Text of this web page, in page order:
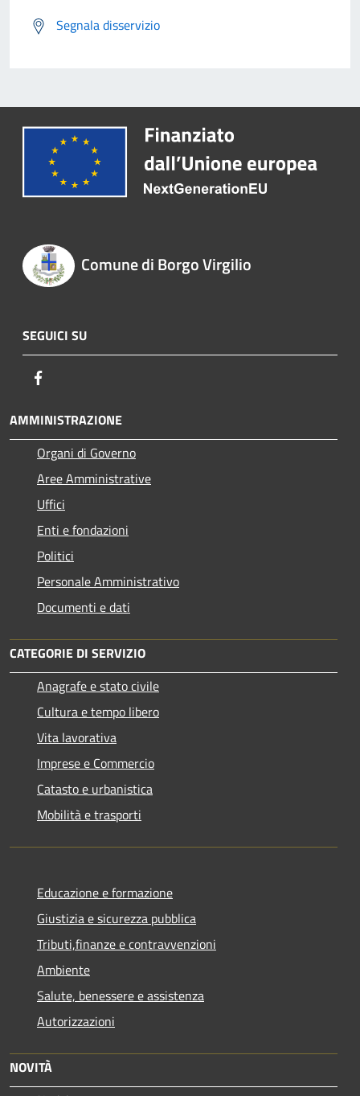
Segnala disservizio
Comune di Borgo Virgilio
SEGUICI SU
AMMINISTRAZIONE
Organi di Governo
Aree Amministrative
Uffici
Enti e fondazioni
Politici
Personale Amministrativo
Documenti e dati
CATEGORIE DI SERVIZIO
Anagrafe e stato civile
Cultura e tempo libero
Vita lavorativa
Imprese e Commercio
Catasto e urbanistica
Mobilità e trasporti
Educazione e formazione
Giustizia e sicurezza pubblica
Tributi,finanze e contravvenzioni
Ambiente
Salute, benessere e assistenza
Autorizzazioni
NOVITÀ